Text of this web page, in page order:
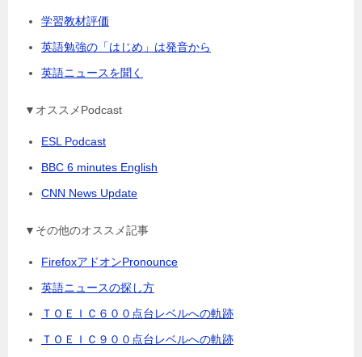
学習教材評価
英語勉強の「はじめ」は発音から
英語ニュースを聞く
▼オススメPodcast
ESL Podcast
BBC 6 minutes English
CNN News Update
▼その他のオススメ記事
FirefoxアドオンPronounce
英語ニュースの探し方
ＴＯＥＩＣ６００点台レベルへの軌跡
ＴＯＥＩＣ９００点台レベルへの軌跡